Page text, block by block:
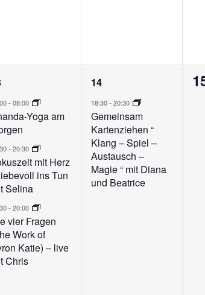
- 08:00
Yoga am
- 20:30
mit Herz
ins Tun
Selina
- 20:00
vier Fragen
Work of
Katie) – live
Chris
1
Veranstaltung,
14
18:30-20:30
Gemeinsam
Kartenziehen “
Klang – Spiel –
Austausch –
Magie “ mit Diana
und Beatrice
0